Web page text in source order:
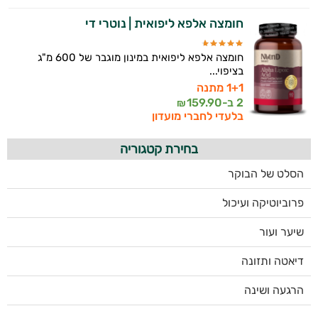
חומצה אלפא ליפואית | נוטרי די
חומצה אלפא ליפואית במינון מוגבר של 600 מ"ג
בציפוי...
1+1 מתנה
2 ב-
159.90
₪
בלעדי לחברי מועדון
בחירת קטגוריה
הסלט של הבוקר
פרוביוטיקה ועיכול
שיער ועור
דיאטה ותזונה
הרגעה ושינה